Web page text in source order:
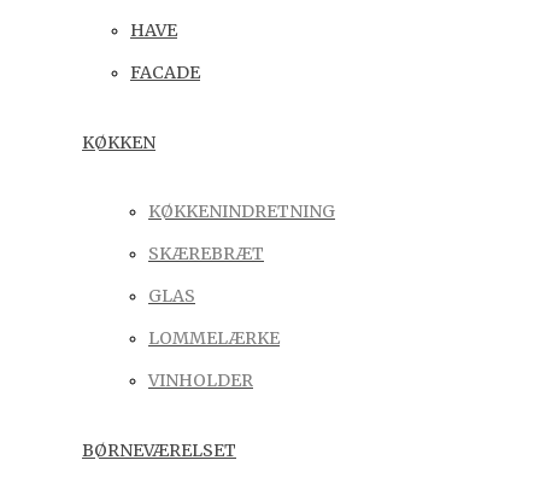
HAVE
FACADE
KØKKEN
KØKKENINDRETNING
SKÆREBRÆT
GLAS
LOMMELÆRKE
VINHOLDER
BØRNEVÆRELSET